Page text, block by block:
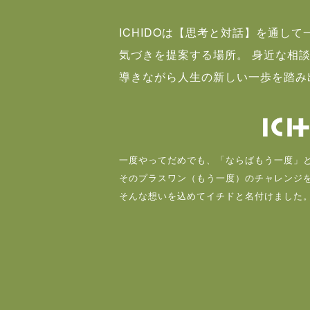
ICHIDOは【思考と対話】を通して
気づきを提案する場所。 身近な相
導きながら人生の新しい一歩を踏
一度やってだめでも、「ならばもう一度」
そのプラスワン（もう一度）のチャレンジ
そんな想いを込めてイチドと名付けました